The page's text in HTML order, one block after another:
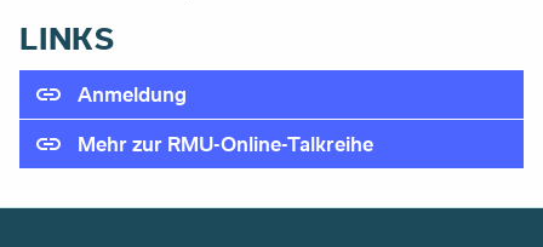
LINKS
Anmeldung
Mehr zur RMU-Online-Talkreihe